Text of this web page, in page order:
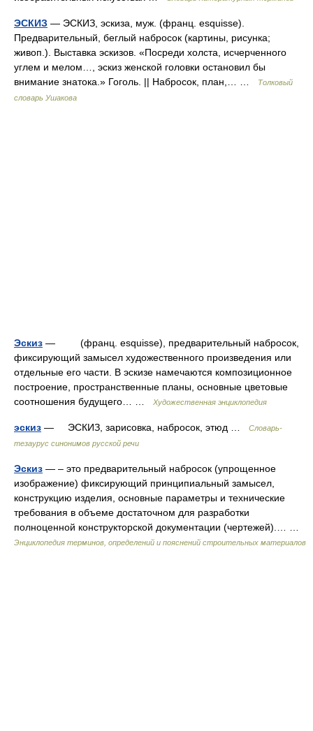
ЭСКИЗ — ЭСКИЗ, эскиза, муж. (франц. esquisse).
Предварительный, беглый набросок (картины, рисунка;
живоп.). Выставка эскизов. «Посреди холста, исчерченного
углем и мелом…, эскиз женской головки остановил бы
внимание знатока.» Гоголь. || Набросок, план,… …
Толковый
словарь Ушакова
Эскиз — (франц. esquisse), предварительный набросок,
фиксирующий замысел художественного произведения или
отдельные его части. В эскизе намечаются композиционное
построение, пространственные планы, основные цветовые
соотношения будущего… …
Художественная энциклопедия
эскиз — ЭСКИЗ, зарисовка, набросок, этюд …
Словарь-
тезаурус синонимов русской речи
Эскиз — – это предварительный набросок (упрощенное
изображение) фиксирующий принципиальный замысел,
конструкцию изделия, основные параметры и технические
требования в объеме достаточном для разработки
полноценной конструкторской документации (чертежей).… …
Энциклопедия терминов, определений и пояснений строительных материалов